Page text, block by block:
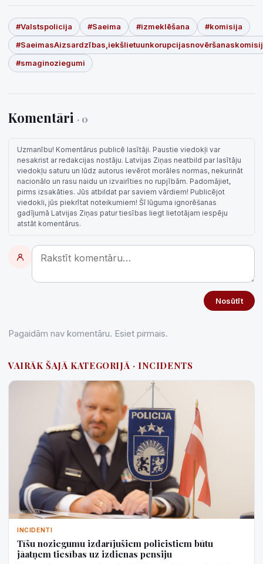
#Valstspolicija #Saeima #izmeklēšana
#komisija
#smaginoziegumi
Komentāri · 0
Uzmanību! Komentārus publicē lasītāji. Paustie viedokļi var
nesakrist ar redakcijas nostāju. Latvijas Ziņas neatbild par lasītāju
viedokļu saturu un lūdz autorus ievērot morāles normas, nekurināt
nacionālo un rasu naidu un izvairīties no rupjībām. Padomājiet,
pirms izsakāties. Jūs atbildat par saviem vārdiem! Publicējot
viedokli, jūs piekrītat noteikumiem! Šī lūguma ignorēšanas
gadījumā Latvijas Ziņas patur tiesības liegt lietotājam iespēju
atstāt komentārus.
Nosūtīt
Pagaidām nav komentāru. Esiet pirmais.
VAIRĀK ŠAJĀ KATEGORIJĀ · INCIDENTS
INCIDENTI
Tīšu noziegumu izdarījušiem policistiem būtu
jāatņem tiesības uz izdienas pensiju